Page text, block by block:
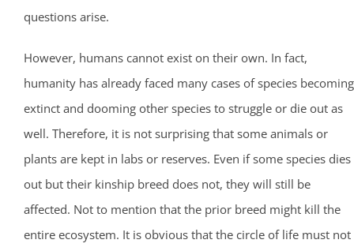
questions arise.
However, humans cannot exist on their own. In fact,
humanity has already faced many cases of species becoming
extinct and dooming other species to struggle or die out as
well. Therefore, it is not surprising that some animals or
plants are kept in labs or reserves. Even if some species dies
out but their kinship breed does not, they will still be
affected. Not to mention that the prior breed might kill the
entire ecosystem. It is obvious that the circle of life must not